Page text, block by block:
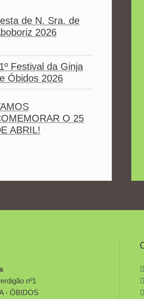
de N. Sra. de
2026
Festival da Ginja
Óbidos 2026
O 25
ABRIL!
nº1
- ÓBIDOS